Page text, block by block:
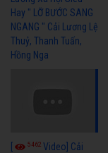
Hay " LỠ BƯỚC SANG
NGANG " Cải Lương Lệ
Thuỷ, Thanh Tuấn,
Hồng Nga
5462 Video] Cải